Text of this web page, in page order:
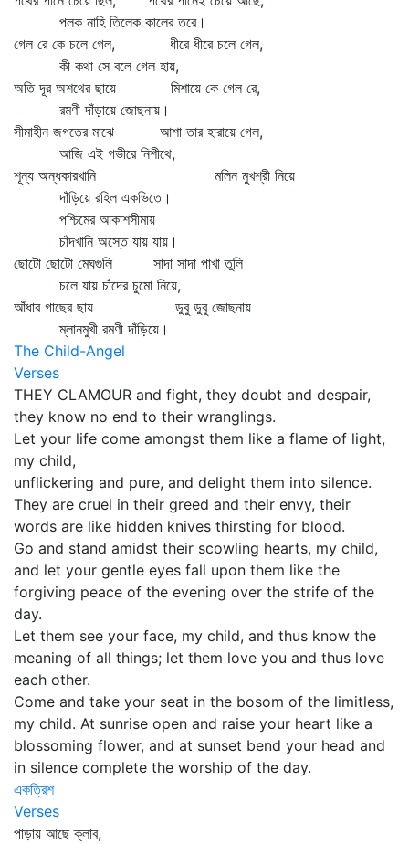
পলক নাহি তিলেক কালের তরে।
গেল রে কে চলে গেল, ধীরে ধীরে চলে গেল,
কী কথা সে বলে গেল হায়,
অতি দূর অশথের ছায়ে মিশায়ে কে গেল রে,
রমণী দাঁড়ায়ে জোছনায়।
সীমাহীন জগতের মাঝে আশা তার হারায়ে গেল,
আজি এই গভীরে নিশীথে,
শূন্য অন্ধকারখানি মলিন মুখশ্রী নিয়ে
দাঁড়িয়ে রহিল একভিতে।
পশ্চিমের আকাশসীমায়
চাঁদখানি অস্তে যায় যায়।
ছোটো ছোটো মেঘগুলি সাদা সাদা পাখা তুলি
চলে যায় চাঁদের চুমো নিয়ে,
আঁধার গাছের ছায় ডুবু ডুবু জোছনায়
ম্লানমুখী রমণী দাঁড়িয়ে।
The Child-Angel
Verses
THEY CLAMOUR and fight, they doubt and despair,
they know no end to their wranglings.
Let your life come amongst them like a flame of light,
my child,
unflickering and pure, and delight them into silence.
They are cruel in their greed and their envy, their
words are like hidden knives thirsting for blood.
Go and stand amidst their scowling hearts, my child,
and let your gentle eyes fall upon them like the
forgiving peace of the evening over the strife of the
day.
Let them see your face, my child, and thus know the
meaning of all things; let them love you and thus love
each other.
Come and take your seat in the bosom of the limitless,
my child. At sunrise open and raise your heart like a
blossoming flower, and at sunset bend your head and
in silence complete the worship of the day.
একত্রিশ
Verses
পাড়ায় আছে ক্লাব,